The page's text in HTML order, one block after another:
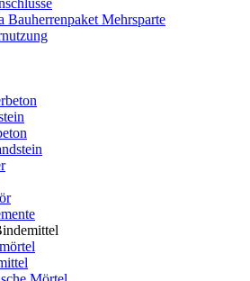
Bauherrenpaket Mehrsparte